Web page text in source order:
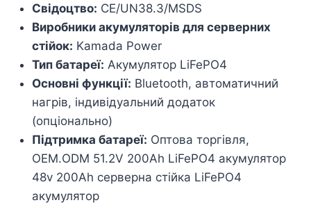
Свідоцтво: CE/UN38.3/MSDS
Виробники акумуляторів для серверних
стійок: Kamada Power
Тип батареї: Акумулятор LiFePO4
Основні функції: Bluetooth, автоматичний
нагрів, індивідуальний додаток
(опціонально)
Підтримка батареї: Оптова торгівля,
OEM.ODM 51.2V 200Ah LiFePO4 акумулятор
48v 200Ah серверна стійка LiFePO4
акумулятор